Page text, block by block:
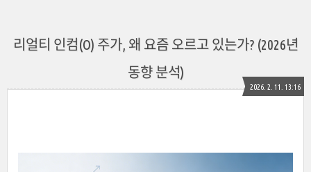
리얼티 인컴(O) 주가, 왜 요즘 오르고 있는가? (2026년
동향 분석)
2026. 2. 11. 13:16